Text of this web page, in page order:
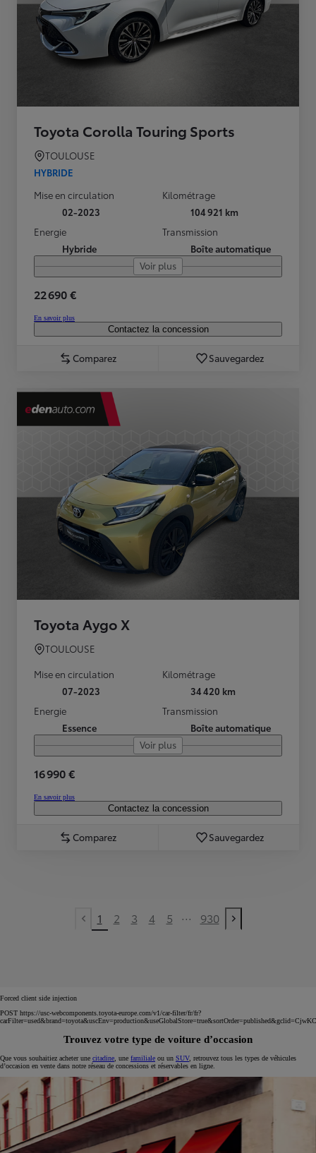
Toyota Corolla Touring Sports
TOULOUSE
HYBRIDE
Mise en circulation
02-2023
Kilométrage
104 921 km
Energie
Hybride
Transmission
Boîte automatique
Voir plus
22 690 €
En savoir plus
Contactez la concession
Comparez Sauvegardez
Toyota Aygo X
TOULOUSE
Mise en circulation
07-2023
Kilométrage
34 420 km
Energie
Essence
Transmission
Boîte automatique
Voir plus
16 990 €
En savoir plus
Contactez la concession
Comparez Sauvegardez
Previous page
1 2 3 4 5 ... 930
Next page
Forced client side injection
POST https://usc-webcomponents.toyota-europe.com/v1/car-filter/fr/fr?
Trouvez votre type de voiture d’occasion
Que vous souhaitiez acheter une citadine , une familiale ou un SUV, retrouvez tous les types de véhicules
d’occasion en vente dans notre réseau de concessions et réservables en ligne.